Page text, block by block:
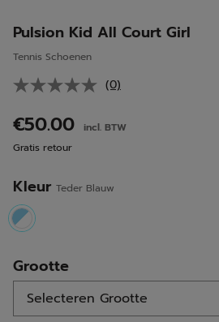
Pulsion Kid All Court Girl
Tennis Schoenen
Geen
paginalink.
(0)
€50.00
incl. BTW
Gratis retour
Kleur Teder Blauw
selected
Grootte